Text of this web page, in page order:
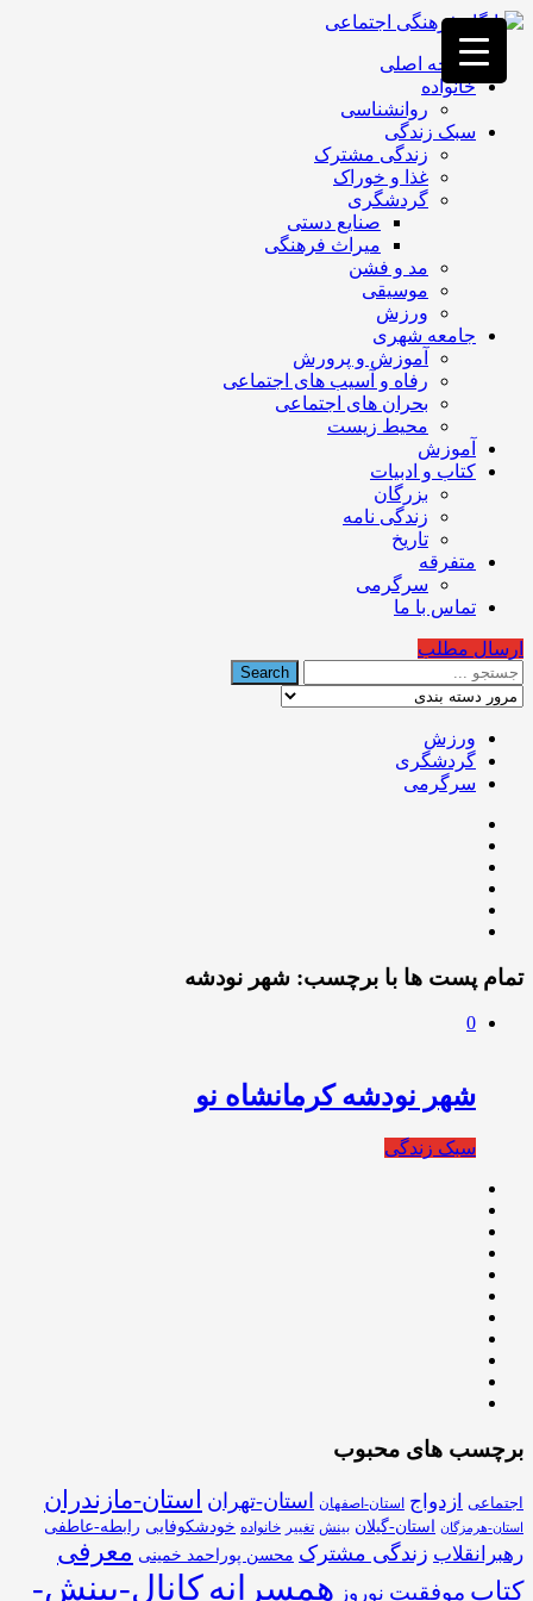
فصد
خون
غرب
تهران
خشکشویی
تصفیه
تهران
صفحه اصلی
خانواده
روانشناسی
سبک زندگی
زندگی مشترک
غذا و خوراک
گردشگری
صنایع دستی
میراث فرهنگی
مد و فشن
موسیقی
ورزش
جامعه شهری
آموزش و پرورش
رفاه و آسیب های اجتماعی
بحران های اجتماعی
محیط زیست
آموزش
کتاب و ادبیات
بزرگان
زندگی نامه
تاریخ
متفرقه
سرگرمی
تماس با ما
ارسال مطلب
ورزش
گردشگری
سرگرمی
تمام پست ها با برچسب: شهر نودشه
0
شهر نودشه کرمانشاه نو
سبک زندگی
برچسب های محبوب
اجتماعی ازدواج استان-اصفهان استان-تهران استان-مازندران
استان-هرمزگان استان-گیلان بینش تغییر خانواده خودشکوفایی رابطه-عاطفی
رهبرانقلاب زندگی مشترک محسن پوراحمد خمینی معرفی
کتاب موفقیت نوروز همسرانهکانال-بینش-